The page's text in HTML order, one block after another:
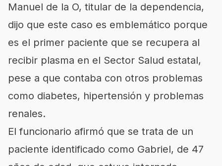
Manuel de la O, titular de la dependencia,
dijo que este caso es emblemático porque
es el primer paciente que se recupera al
recibir plasma en el Sector Salud estatal,
pese a que contaba con otros problemas
como diabetes, hipertensión y problemas
renales.
El funcionario afirmó que se trata de un
paciente identificado como Gabriel, de 47